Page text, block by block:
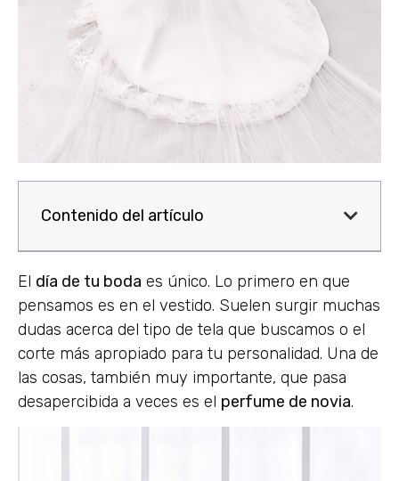
Contenido del artículo
El día de tu boda es único. Lo primero en que
pensamos es en el vestido. Suelen surgir muchas
dudas acerca del tipo de tela que buscamos o el
corte más apropiado para tu personalidad. Una de
las cosas, también muy importante, que pasa
desapercibida a veces es el perfume de novia.